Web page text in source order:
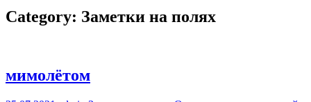
Category: Заметки на полях
мимолётом